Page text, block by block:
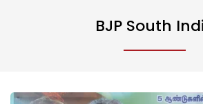
BJP South